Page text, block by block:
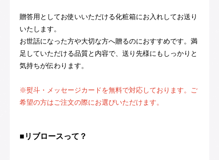
贈答用としてお使いいただける化粧箱にお入れしてお送り
いたします。
お世話になった方や大切な方へ贈るのにおすすめです。満
足していただける品質と内容で、送り先様にもしっかりと
気持ちが伝わります。
※熨斗・メッセージカードを無料で対応しております。ご
希望の方はご注文の際にお選びいただけます。
■リブロースって？